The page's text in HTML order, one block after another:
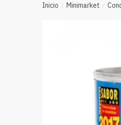
Inicio / Minimarket /